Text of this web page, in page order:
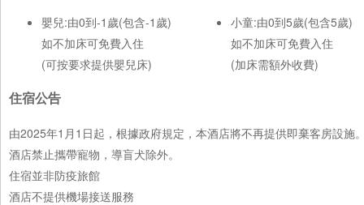
嬰兒:由0到-1歲(包含-1歲)
如不加床可免費入住
(可按要求提供嬰兒床)
小童:由0到5歲(包含5歲)
如不加床可免費入住
(加床需額外收費)
住宿公告
由2025年1月1日起，根據政府規定，本酒店將不再提供即棄客房設
酒店禁止攜帶寵物，導盲犬除外。
住宿並非防疫旅館
酒店不提供機場接送服務